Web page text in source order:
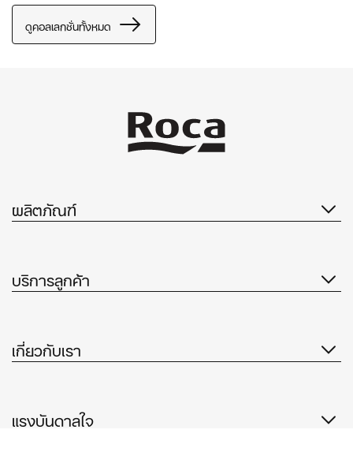
ดูคอลเลกชั่นทั้งหมด
ผลิตภัณฑ์
บริการลูกค้า
เกี่ยวกับเรา
แรงบันดาลใจ